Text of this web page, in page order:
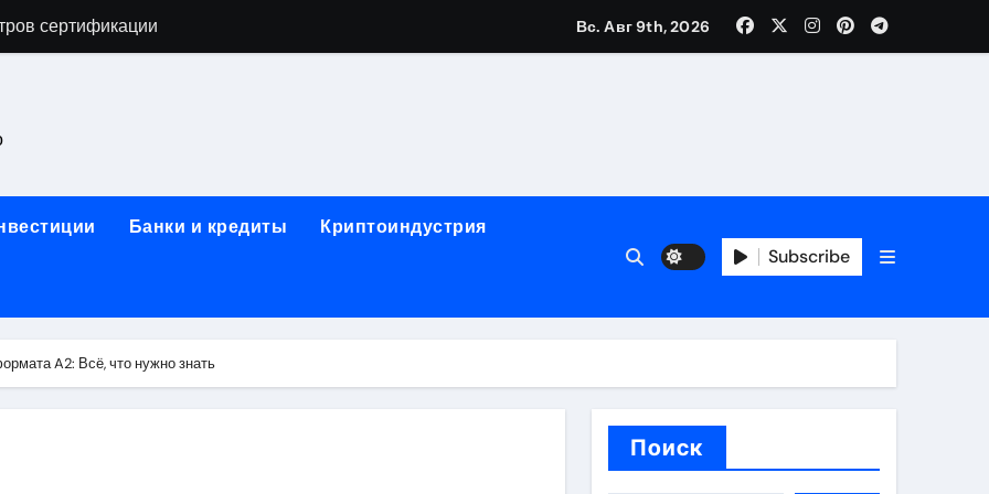
сертификации
и электрооборудование для ногтевого сервиса, наращивания ресниц и депиляции
базальтового теплоизоляционного шнура разных диаметров
для освоения актуальных профессий онлайн
данных назначение и виды
от проектной документации до противопожарных мероприятий и обустройства мест отдыха
Вс. Авг 9th, 2026
Банки и кредиты Криптоиндустрия
Subscribe
A2: Всё, что нужно знать
Поиск